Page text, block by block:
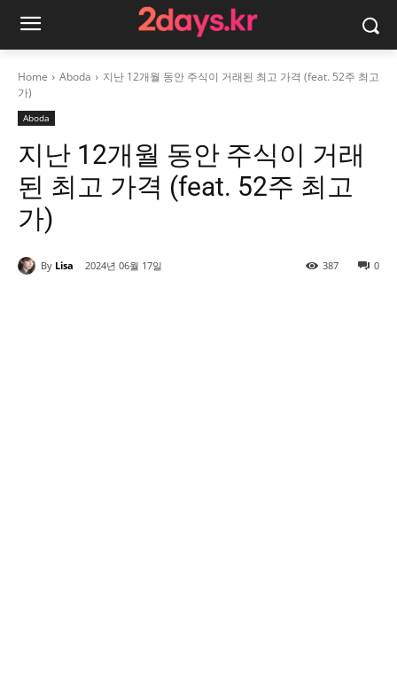
Home Aboda
지난 12개월 동안 주식이 거래된 최고 가격 (feat. 52주 최고
가)
Aboda
지난 12개월 동안 주식이 거래
된 최고 가격 (feat. 52주 최고
가)
By Lisa 2024년 06월 17일 0
387